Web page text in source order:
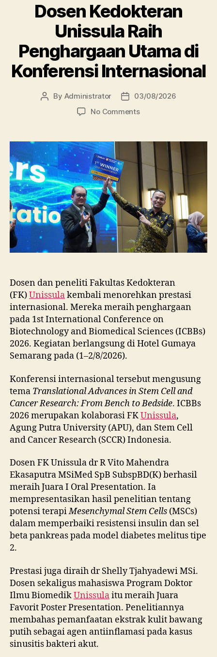
Dosen Kedokteran
Unissula Raih
Penghargaan Utama di
Konferensi Internasional
Post
By Administrator
Post
date
03/08/2026
No Commentson
Unissula
Raih
Penghargaan
Utama
di
Konferensi
Internasional
Dosen dan peneliti Fakultas Kedokteran
(FK)Unissulakembali menorehkan prestasi
internasional. Mereka meraih penghargaan
pada 1st International Conference on
Biotechnology and Biomedical Sciences (ICBBs)
2026. Kegiatan berlangsung di Hotel Gumaya
Semarang pada (1–2/8/2026).
Konferensi internasional tersebut mengusung
tema Translational Advances in Stem Cell and
Cancer Research: From Bench to Bedside. ICBBs
2026 merupakan kolaborasi FKUnissula,
Agung Putra University (APU), dan Stem Cell
and Cancer Research (SCCR) Indonesia.
Dosen FK Unissula dr R Vito Mahendra
Ekasaputra MSiMed SpB SubspBD(K) berhasil
meraih Juara I Oral Presentation. Ia
mempresentasikan hasil penelitian tentang
potensi terapiMesenchymal Stem Cells (MSCs)
dalam memperbaiki resistensi insulin dan sel
beta pankreas pada model diabetes melitus tipe
2.
Prestasi juga diraih dr Shelly Tjahyadewi MSi.
Dosen sekaligus mahasiswa Program Doktor
Ilmu BiomedikUnissulaitu meraih Juara
Favorit Poster Presentation. Penelitiannya
membahas pemanfaatan ekstrak kulit bawang
putih sebagai agen antiinflamasi pada kasus
sinusitis bakteri akut.